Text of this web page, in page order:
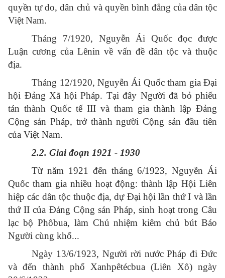
quyền tự do, dân chủ và quyền bình đẳng của dân tộc
Việt Nam.
Tháng 7/1920, Nguyễn Ái Quốc đọc được
Luận cương của Lênin về vấn đề dân tộc và thuộc
địa.
Tháng 12/1920, Nguyễn Ái Quốc tham gia Đại
hội Đảng Xã hội Pháp. Tại đây Người đã bỏ phiếu
tán thành Quốc tế III và tham gia thành lập Đảng
Cộng sản Pháp, trở thành người Cộng sản đầu tiên
của Việt Nam.
2.2. Giai đoạn 1921 - 1930
Từ năm 1921 đến tháng 6/1923, Nguyễn Ái
Quốc tham gia nhiều hoạt động: thành lập Hội Liên
hiệp các dân tộc thuộc địa, dự Đại hội lần thứ I và lần
thứ II của Đảng Cộng sản Pháp, sinh hoạt trong Câu
lạc bộ Phôbua, làm Chủ nhiệm kiêm chủ bút Báo
Người cùng khổ...
Ngày 13/6/1923, Người rời nước Pháp đi Đức
và đến thành phố Xanhpêtécbua (Liên Xô) ngày